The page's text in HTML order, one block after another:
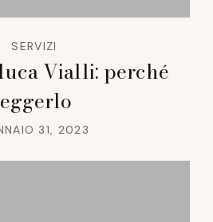
SERVIZI
Vialli: perché
31, 2023